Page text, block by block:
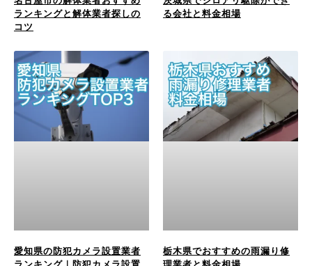
ランキングと解体業者探しの
コツ
る会社と料金相場
愛知県の防犯カメラ設置業者
栃木県でおすすめの雨漏り修